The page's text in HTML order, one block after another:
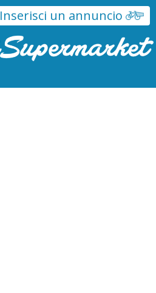
Inserisci un annuncio